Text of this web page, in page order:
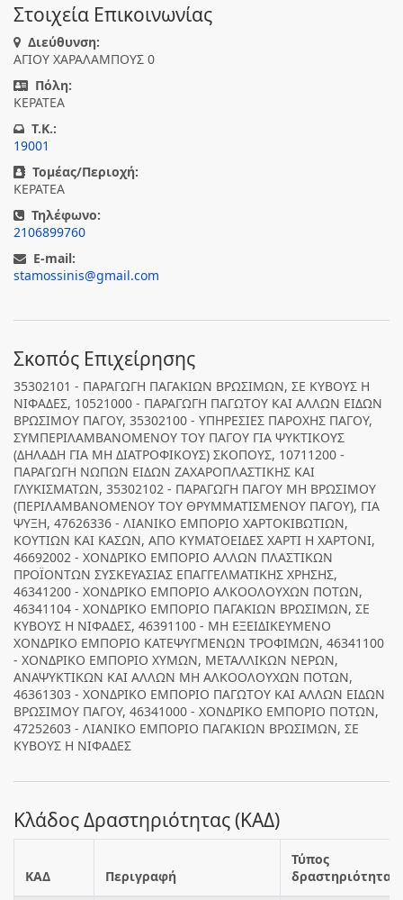
Στοιχεία Επικοινωνίας
Διεύθυνση:
ΑΓΙΟΥ ΧΑΡΑΛΑΜΠΟΥΣ 0
Πόλη:
ΚΕΡΑΤΕΑ
T.K.:
19001
Τομέας/Περιοχή:
ΚΕΡΑΤΕΑ
Τηλέφωνο:
2106899760
E-mail:
stamossinis@gmail.com
Σκοπός Επιχείρησης
35302101 - ΠΑΡΑΓΩΓΗ ΠΑΓΑΚΙΩΝ ΒΡΩΣΙΜΩΝ, ΣΕ ΚΥΒΟΥΣ Η
ΝΙΦΑΔΕΣ, 10521000 - ΠΑΡΑΓΩΓΗ ΠΑΓΩΤΟΥ ΚΑΙ ΑΛΛΩΝ ΕΙΔΩΝ
ΒΡΩΣΙΜΟΥ ΠΑΓΟΥ, 35302100 - ΥΠΗΡΕΣΙΕΣ ΠΑΡΟΧΗΣ ΠΑΓΟΥ,
ΣΥΜΠΕΡΙΛΑΜΒΑΝΟΜΕΝΟΥ ΤΟΥ ΠΑΓΟΥ ΓΙΑ ΨΥΚΤΙΚΟΥΣ
(ΔΗΛΑΔΗ ΓΙΑ ΜΗ ΔΙΑΤΡΟΦΙΚΟΥΣ) ΣΚΟΠΟΥΣ, 10711200 -
ΠΑΡΑΓΩΓΗ ΝΩΠΩΝ ΕΙΔΩΝ ΖΑΧΑΡΟΠΛΑΣΤΙΚΗΣ ΚΑΙ
ΓΛΥΚΙΣΜΑΤΩΝ, 35302102 - ΠΑΡΑΓΩΓΗ ΠΑΓΟΥ ΜΗ ΒΡΩΣΙΜΟΥ
(ΠΕΡΙΛΑΜΒΑΝΟΜΕΝΟΥ ΤΟΥ ΘΡΥΜΜΑΤΙΣΜΕΝΟΥ ΠΑΓΟΥ), ΓΙΑ
ΨΥΞΗ, 47626336 - ΛΙΑΝΙΚΟ ΕΜΠΟΡΙΟ ΧΑΡΤΟΚΙΒΩΤΙΩΝ,
ΚΟΥΤΙΩΝ ΚΑΙ ΚΑΣΩΝ, ΑΠΟ ΚΥΜΑΤΟΕΙΔΕΣ ΧΑΡΤΙ Η ΧΑΡΤΟΝΙ,
46692002 - ΧΟΝΔΡΙΚΟ ΕΜΠΟΡΙΟ ΑΛΛΩΝ ΠΛΑΣΤΙΚΩΝ
ΠΡΟΪΟΝΤΩΝ ΣΥΣΚΕΥΑΣΙΑΣ ΕΠΑΓΓΕΛΜΑΤΙΚΗΣ ΧΡΗΣΗΣ,
46341200 - ΧΟΝΔΡΙΚΟ ΕΜΠΟΡΙΟ ΑΛΚΟΟΛΟΥΧΩΝ ΠΟΤΩΝ,
46341104 - ΧΟΝΔΡΙΚΟ ΕΜΠΟΡΙΟ ΠΑΓΑΚΙΩΝ ΒΡΩΣΙΜΩΝ, ΣΕ
ΚΥΒΟΥΣ Η ΝΙΦΑΔΕΣ, 46391100 - ΜΗ ΕΞΕΙΔΙΚΕΥΜΕΝΟ
ΧΟΝΔΡΙΚΟ ΕΜΠΟΡΙΟ ΚΑΤΕΨΥΓΜΕΝΩΝ ΤΡΟΦΙΜΩΝ, 46341100
- ΧΟΝΔΡΙΚΟ ΕΜΠΟΡΙΟ ΧΥΜΩΝ, ΜΕΤΑΛΛΙΚΩΝ ΝΕΡΩΝ,
ΑΝΑΨΥΚΤΙΚΩΝ ΚΑΙ ΑΛΛΩΝ ΜΗ ΑΛΚΟΟΛΟΥΧΩΝ ΠΟΤΩΝ,
46361303 - ΧΟΝΔΡΙΚΟ ΕΜΠΟΡΙΟ ΠΑΓΩΤΟΥ ΚΑΙ ΑΛΛΩΝ ΕΙΔΩΝ
ΒΡΩΣΙΜΟΥ ΠΑΓΟΥ, 46341000 - ΧΟΝΔΡΙΚΟ ΕΜΠΟΡΙΟ ΠΟΤΩΝ,
47252603 - ΛΙΑΝΙΚΟ ΕΜΠΟΡΙΟ ΠΑΓΑΚΙΩΝ ΒΡΩΣΙΜΩΝ, ΣΕ
ΚΥΒΟΥΣ Η ΝΙΦΑΔΕΣ
Κλάδος Δραστηριότητας (ΚΑΔ)
ΚΑΔ Περιγραφή
Τύπος
δραστηριότητας